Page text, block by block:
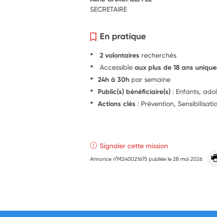
SECRETAIRE
En pratique
2 volontaires recherchés
Accessibleaux plus de 18 ans
24h à 30h par semaine
Public(s) bénéficiaire(s) : Enfants,
Actions clés : Prévention,
Signaler cette mission
Annonce n°M240021675 publiée le28 mai 2026